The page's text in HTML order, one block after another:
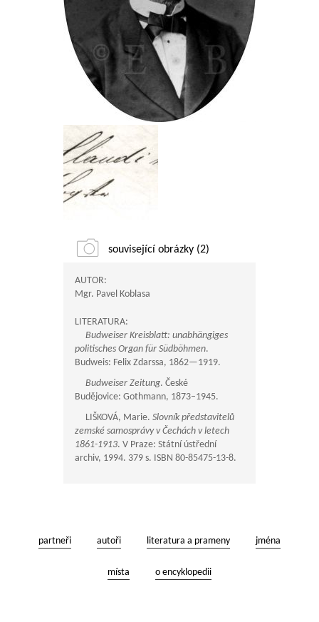
související obrázky (2)
AUTOR:
Mgr. Pavel Koblasa
LITERATURA:
Budweiser Kreisblatt: unabhängiges
politisches Organ für Südböhmen.
Budweis: Felix Zdarssa, 1862—1919.
Budweiser Zeitung. České
Budějovice: Gothmann, 1873–1945.
LIŠKOVÁ, Marie. Slovník představitelů
zemské samosprávy v Čechách v letech
1861-1913. V Praze: Státní ústřední
archiv, 1994. 379 s. ISBN 80-85475-13-8.
partneři autoři literatura a prameny jména
místa o encyklopedii